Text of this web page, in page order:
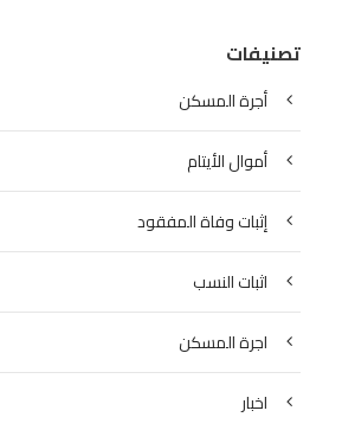
تصنيفات
أجرة المسكن
أموال الأيتام
إثبات وفاة المفقود
اثبات النسب
اجرة المسكن
اخبار